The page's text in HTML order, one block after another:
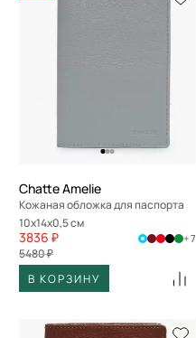
Chatte Amelie
Кожаная обложка для паспорта
10x14x0,5 см
3836 ₽
5480 ₽
+ 7
В КОРЗИНУ